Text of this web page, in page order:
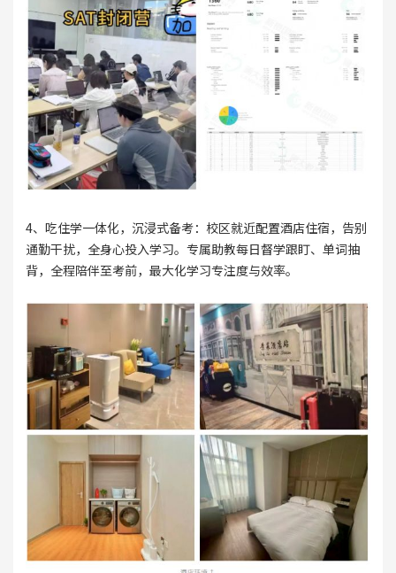
4、吃住学一体化，沉浸式备考：校区就近配置酒店住宿，告别
通勤干扰，全身心投入学习。专属助教每日督学跟盯、单词抽
背，全程陪伴至考前，最大化学习专注度与效率。